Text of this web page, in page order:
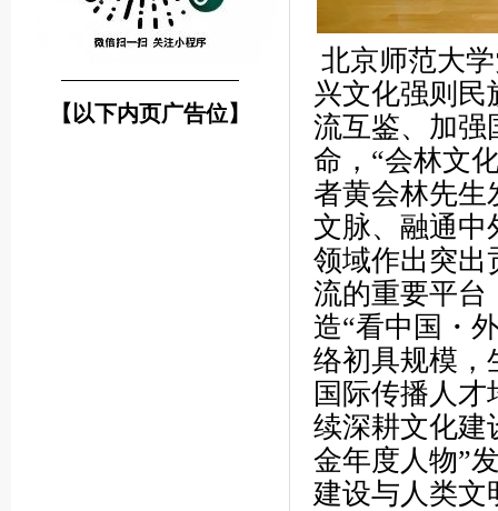
────────────────
【以下内页广告位】
北京师范大
兴文化强则民
流互鉴、加强
命，“会林文
者黄会林先生
文脉、融通中
领域作出突出
流的重要平台
造“看中国・
络初具规模，
国际传播人
续深耕文化建
金年度人物”
建设与人类文